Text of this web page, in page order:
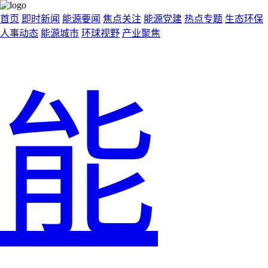
首页 即时新闻 能源要闻 焦点关注 能源党建 热点专题 生态环保
人事动态 能源城市 环球视野 产业聚焦
能